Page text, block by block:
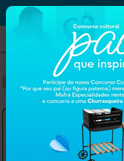
PRIMEIRA COMPRA NA MAFRA?
GANHE
PIQUITUCHO